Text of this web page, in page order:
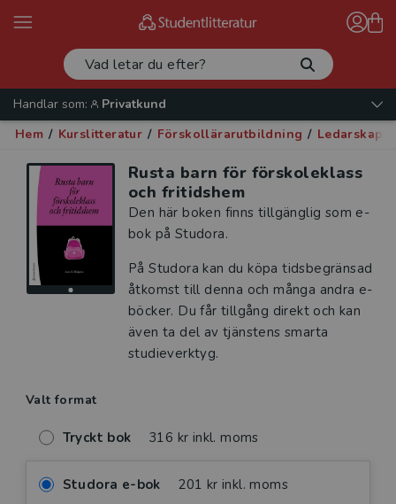
Handlar som:
Privatkund
Hem / Kurslitteratur / Förskollärarutbildning / Ledarskap
Rusta barn för förskoleklass
och fritidshem
Den här boken finns tillgänglig som e-
bok på Studora.
På Studora kan du köpa tidsbegränsad
åtkomst till denna och många andra e-
böcker. Du får tillgång direkt och kan
även ta del av tjänstens smarta
studieverktyg.
Valt format
Tryckt bok 316 kr inkl. moms
Studora e-bok 201 kr inkl. moms